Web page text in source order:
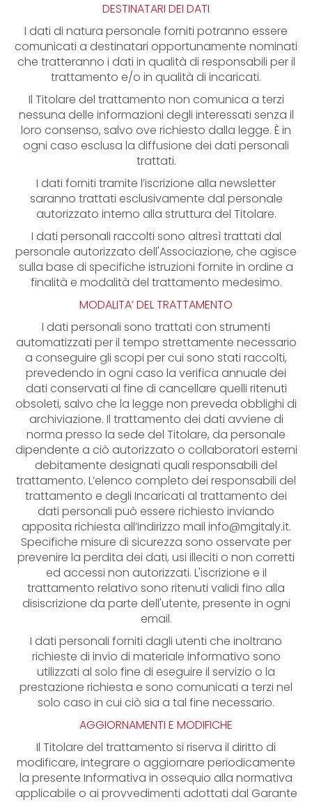
DESTINATARI DEI DATI
I dati di natura personale forniti potranno essere
comunicati a destinatari opportunamente nominati
che tratteranno i dati in qualità di responsabili per il
trattamento e/o in qualità di incaricati.
Il Titolare del trattamento non comunica a terzi
nessuna delle informazioni degli interessati senza il
loro consenso, salvo ove richiesto dalla legge. È in
ogni caso esclusa la diffusione dei dati personali
trattati.
I dati forniti tramite l’iscrizione alla newsletter
saranno trattati esclusivamente dal personale
autorizzato interno alla struttura del Titolare.
I dati personali raccolti sono altresì trattati dal
personale autorizzato dell'Associazione, che agisce
sulla base di specifiche istruzioni fornite in ordine a
finalità e modalità del trattamento medesimo.
MODALITA’ DEL TRATTAMENTO
I dati personali sono trattati con strumenti
automatizzati per il tempo strettamente necessario
a conseguire gli scopi per cui sono stati raccolti,
prevedendo in ogni caso la verifica annuale dei
dati conservati al fine di cancellare quelli ritenuti
obsoleti, salvo che la legge non preveda obblighi di
archiviazione. Il trattamento dei dati avviene di
norma presso la sede del Titolare, da personale
dipendente a ciò autorizzato o collaboratori esterni
debitamente designati quali responsabili del
trattamento. L’elenco completo dei responsabili del
trattamento e degli Incaricati al trattamento dei
dati personali può essere richiesto inviando
apposita richiesta all’indirizzo mail info@mgitaly.it.
Specifiche misure di sicurezza sono osservate per
prevenire la perdita dei dati, usi illeciti o non corretti
ed accessi non autorizzati. L'iscrizione e il
trattamento relativo sono ritenuti validi fino alla
disiscrizione da parte dell'utente, presente in ogni
email.
I dati personali forniti dagli utenti che inoltrano
richieste di invio di materiale informativo sono
utilizzati al solo fine di eseguire il servizio o la
prestazione richiesta e sono comunicati a terzi nel
solo caso in cui ciò sia a tal fine necessario.
AGGIORNAMENTI E MODIFICHE
Il Titolare del trattamento si riserva il diritto di
modificare, integrare o aggiornare periodicamente
la presente Informativa in ossequio alla normativa
applicabile o ai provvedimenti adottati dal Garante